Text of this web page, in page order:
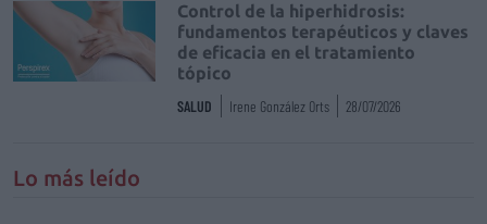
Control de la hiperhidrosis:
fundamentos terapéuticos y claves
de eficacia en el tratamiento
tópico
SALUD Irene González Orts 28/07/2026
Lo más leído